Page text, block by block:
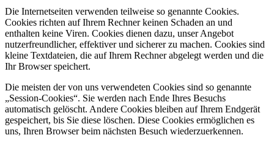
Die Internetseiten verwenden teilweise so genannte Cookies.
Cookies richten auf Ihrem Rechner keinen Schaden an und
enthalten keine Viren. Cookies dienen dazu, unser Angebot
nutzerfreundlicher, effektiver und sicherer zu machen. Cookies sind
kleine Textdateien, die auf Ihrem Rechner abgelegt werden und die
Ihr Browser speichert.
Die meisten der von uns verwendeten Cookies sind so genannte
„Session-Cookies“. Sie werden nach Ende Ihres Besuchs
automatisch gelöscht. Andere Cookies bleiben auf Ihrem Endgerät
gespeichert, bis Sie diese löschen. Diese Cookies ermöglichen es
uns, Ihren Browser beim nächsten Besuch wiederzuerkennen.